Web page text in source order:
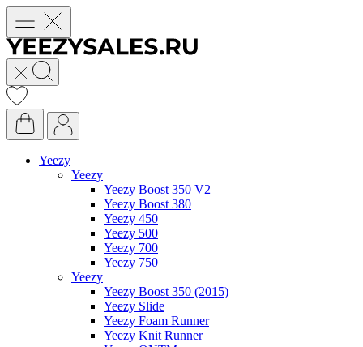
Yeezy
Yeezy
Yeezy Boost 350 V2
Yeezy Boost 380
Yeezy 450
Yeezy 500
Yeezy 700
Yeezy 750
Yeezy
Yeezy Boost 350 (2015)
Yeezy Slide
Yeezy Foam Runner
Yeezy Knit Runner